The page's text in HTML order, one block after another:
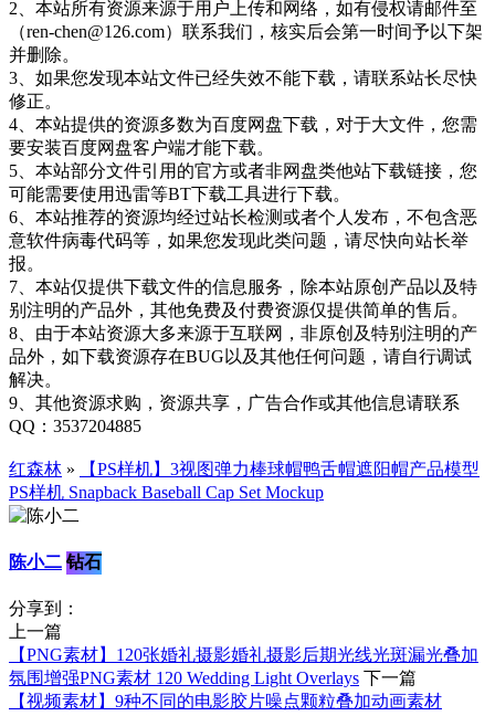
2、本站所有资源来源于用户上传和网络，如有侵权请邮件至
（ren-chen@126.com）联系我们，核实后会第一时间予以下架
并删除。
3、如果您发现本站文件已经失效不能下载，请联系站长尽快
修正。
4、本站提供的资源多数为百度网盘下载，对于大文件，您需
要安装百度网盘客户端才能下载。
5、本站部分文件引用的官方或者非网盘类他站下载链接，您
可能需要使用迅雷等BT下载工具进行下载。
6、本站推荐的资源均经过站长检测或者个人发布，不包含恶
意软件病毒代码等，如果您发现此类问题，请尽快向站长举
报。
7、本站仅提供下载文件的信息服务，除本站原创产品以及特
别注明的产品外，其他免费及付费资源仅提供简单的售后。
8、由于本站资源大多来源于互联网，非原创及特别注明的产
品外，如下载资源存在BUG以及其他任何问题，请自行调试
解决。
9、其他资源求购，资源共享，广告合作或其他信息请联系
QQ：3537204885
红森林 »
【PS样机】3视图弹力棒球帽鸭舌帽遮阳帽产品模型
PS样机 Snapback Baseball Cap Set Mockup
陈小二 钻石
分享到：
上一篇
【PNG素材】120张婚礼摄影婚礼摄影后期光线光斑漏光叠加
氛围增强PNG素材 120 Wedding Light Overlays 下一篇
【视频素材】9种不同的电影胶片噪点颗粒叠加动画素材